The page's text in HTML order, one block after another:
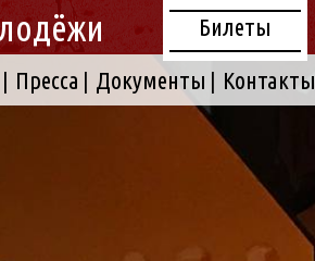
Билеты
Пресса Документы Контакты